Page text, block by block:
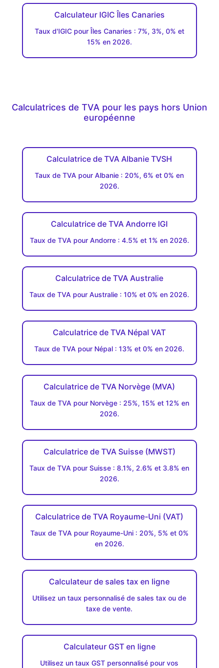
Calculateur IGIC Îles Canaries
Taux d'IGIC pour Îles Canaries : 7%, 3%, 0% et
15% en 2026.
Calculatrices de TVA pour les pays hors Union
européenne
Calculatrice de TVA Albanie TVSH
Taux de TVA pour Albanie : 20%, 6% et 0% en
2026.
Calculatrice de TVA Andorre IGI
Taux de TVA pour Andorre : 4.5% et 1% en 2026.
Calculatrice de TVA Australie
Taux de TVA pour Australie : 10% et 0% en 2026.
Calculatrice de TVA Népal VAT
Taux de TVA pour Népal : 13% et 0% en 2026.
Calculatrice de TVA Norvège (MVA)
Taux de TVA pour Norvège : 25%, 15% et 12% en
2026.
Calculatrice de TVA Suisse (MWST)
Taux de TVA pour Suisse : 8.1%, 2.6% et 3.8% en
2026.
Calculatrice de TVA Royaume-Uni (VAT)
Taux de TVA pour Royaume-Uni : 20%, 5% et 0%
en 2026.
Calculateur de sales tax en ligne
Utilisez un taux personnalisé de sales tax ou de
taxe de vente.
Calculateur GST en ligne
Utilisez un taux GST personnalisé pour vos